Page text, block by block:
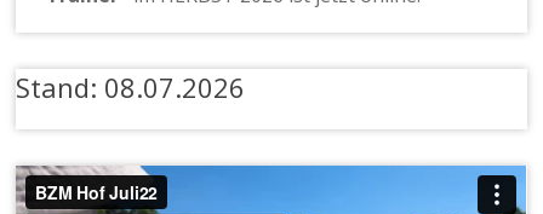
Stand: 08.07.2026